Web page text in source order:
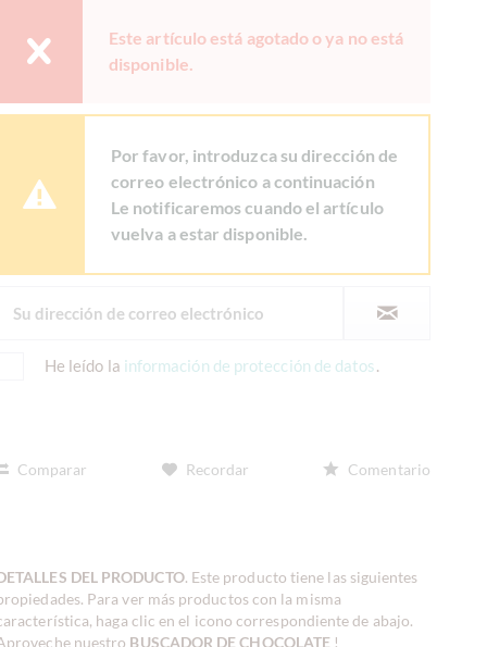
Este artículo está agotado o ya no está
disponible.
Por favor, introduzca su dirección de
correo electrónico a continuación
Le notificaremos cuando el artículo
vuelva a estar disponible.
He leído la información de protección de datos.
Comparar Recordar Comentario
DEL PRODUCTO. Este producto tiene las siguientes
Para ver más productos con la misma
haga clic en el icono correspondiente de abajo.
nuestro BUSCADOR DE CHOCOLATE !